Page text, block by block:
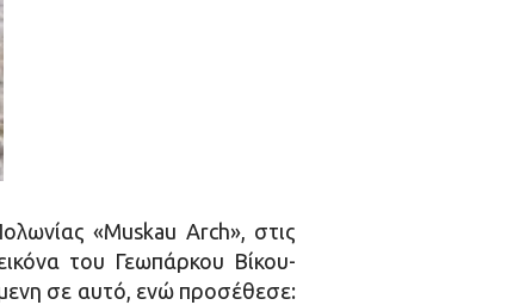
«Muskau Arch», στις
του Γεωπάρκου Βίκου-
σε αυτό, ενώ προσέθεσε: